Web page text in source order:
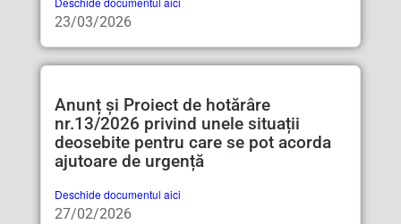
23/03/2026
Anunț și Proiect de hotărâre
nr.13/2026 privind unele situații
deosebite pentru care se pot acorda
ajutoare de urgență
Deschide documentul aici
27/02/2026